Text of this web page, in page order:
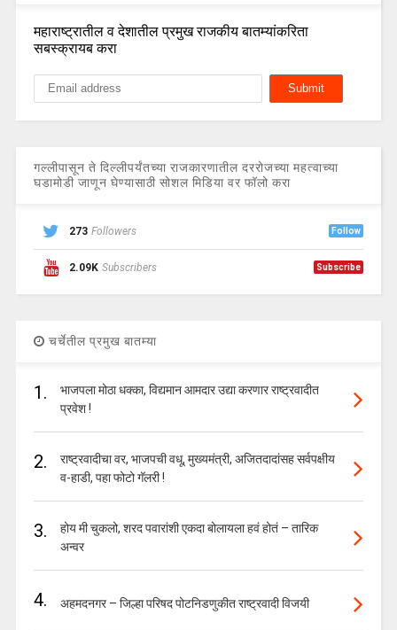
महाराष्ट्रातील व देशातील प्रमुख राजकीय बातम्यांकरिता
सबस्क्रायब करा
गल्लीपासून ते दिल्लीपर्यंतच्या राजकारणातील दररोजच्या महत्वाच्या
घडामोडी जाणून घेण्यासाठी सोशल मिडिया वर फॉलो करा
273 Followers Follow
2.09K Subscribers Subscribe
चर्चेतील प्रमुख बातम्या
1.
भाजपला मोठा धक्का, विद्यमान आमदार उद्या करणार राष्ट्रवादीत
प्रवेश !
2.
राष्ट्रवादीचा वर, भाजपची वधू, मुख्यमंत्री, अजितदादांसह सर्वपक्षीय
व-हाडी, पहा फोटो गॅलरी !
3.
होय मी चुकलो, शरद पवारांशी एकदा बोलायला हवं होतं – तारिक
अन्वर
4. अहमदनगर – जिल्हा परिषद पोटनिडणुकीत राष्ट्रवादी विजयी